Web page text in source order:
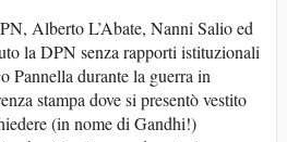
Alberto L’Abate, Nanni Salio ed
la DPN senza rapporti istituzionali
Pannella durante la guerra in
stampa dove si presentò vestito
(in nome di Gandhi!)